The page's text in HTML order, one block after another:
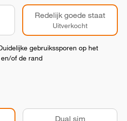
Redelijk goede staat
Uitverkocht
gebruikssporen op het
of de rand
Dual sim